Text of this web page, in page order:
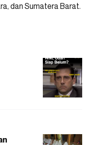
dan Sumatera Barat.